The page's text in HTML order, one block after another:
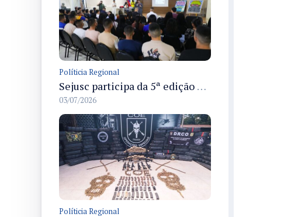
Políticia Regional
Sejusc participa da 5ª edição do Caminhos Literários com foco na cultura hip-hop nas unidades socioeducativas
03/07/2026
Políticia Regional